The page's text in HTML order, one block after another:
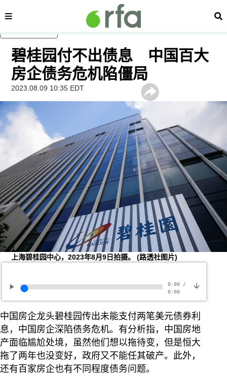
内容分类 搜
碧桂园付不出债息 中国百大
房企债务危机陷僵局
2023.08.09 10:35 EDT
上海碧桂园中心，2023年8月9日拍摄。(路透社图片)
0:00/
0:00
中国房企龙头碧桂园传出未能支付两笔美元债券利
息，中国房企深陷债务危机。有分析指，中国房地
产面临尴尬处境，虽然他们想以拖待变，但是恒大
拖了两年也没变好，政府又不能任其破产。此外，
还有百家房企也有不同程度债务问题。